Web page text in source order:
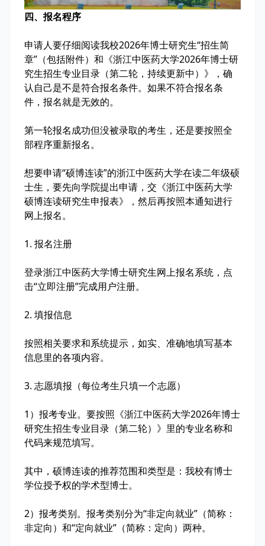
四、报名程序
申请人要仔细阅读我校2026年博士研究生“招生简
章”（包括附件）和《浙江中医药大学2026年博士研
究生招生专业目录（第二轮，持续更新中）》，确
认自己是不是符合报名条件。如果不符合报名条
件，报名就是无效的。
第一轮报名成功但没被录取的考生，还是要按照全
部程序重新报名。
想要申请“硕博连读”的浙江中医药大学在读二年级硕
士生，要先向学院提出申请，交《浙江中医药大学
硕博连读研究生申报表》，然后再按照本通知进行
网上报名。
1. 报名注册
登录浙江中医药大学博士研究生网上报名系统，点
击“立即注册”完成用户注册。
2. 填报信息
按照相关要求和系统提示，如实、准确地填写基本
信息里的各项内容。
3. 志愿填报（每位考生只填一个志愿）
1）报考专业。要按照《浙江中医药大学2026年博士
研究生招生专业目录（第二轮）》里的专业名称和
代码来规范填写。
其中，硕博连读的推荐范围和类型是：我校有博士
学位授予权的学术型博士。
2）报考类别。报考类别分为“非定向就业”（简称：
非定向）和“定向就业”（简称：定向）两种。